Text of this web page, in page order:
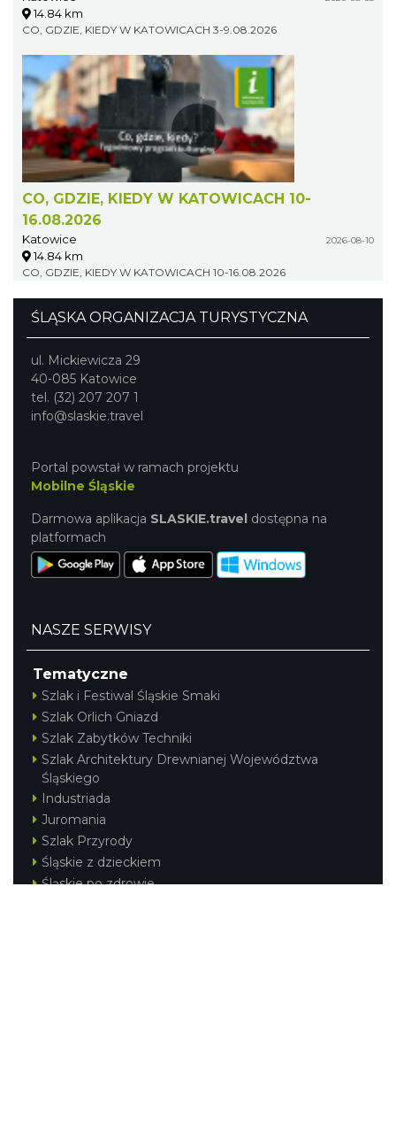
14.84 km
CO, GDZIE, KIEDY W KATOWICACH 3-9.08.2026
CO, GDZIE, KIEDY W KATOWICACH 10-
16.08.2026
Katowice 2026-08-10
14.84 km
CO, GDZIE, KIEDY W KATOWICACH 10-16.08.2026
ŚLĄSKA ORGANIZACJA TURYSTYCZNA
ul. Mickiewicza 29
40-085 Katowice
tel. (32) 207 207 1
info@slaskie.travel
Portal powstał w ramach projektu
Mobilne Śląskie
Darmowa aplikacja SLASKIE.travel dostępna na
platformach
NASZE SERWISY
Tematyczne
Szlak i Festiwal Śląskie Smaki
Szlak Orlich Gniazd
Szlak Zabytków Techniki
Szlak Architektury Drewnianej Województwa
Śląskiego
Industriada
Juromania
Szlak Przyrody
Śląskie z dzieckiem
Śląskie po zdrowie